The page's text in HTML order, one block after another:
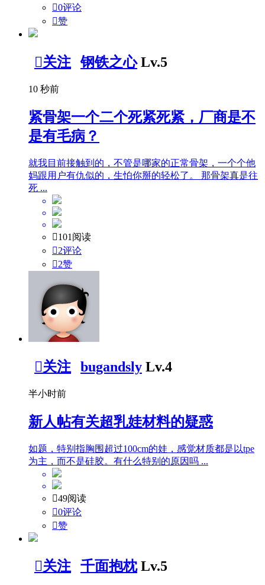
0评论
赞
关注 钢铁之心 Lv.5
10 秒前
紧骨架一个二个死紧死紧，厂商是不
是有毛病？
就我目前接触到的，不管是哪家的正常骨架，一个个他
妈跟用户有仇似的，生怕你掰的轻松了。 那骨架真是往
死 ...
101阅读
2评论
2赞
关注 bugandsly Lv.4
半小时前
新人帖有关超乳娃材料的疑惑
如题，特别指胸围超过100cm的娃，感觉材质都是以tpe
为主，而不是硅胶。有什么特别的原因吗 ...
49阅读
0评论
赞
关注 千面抱枕 Lv.5